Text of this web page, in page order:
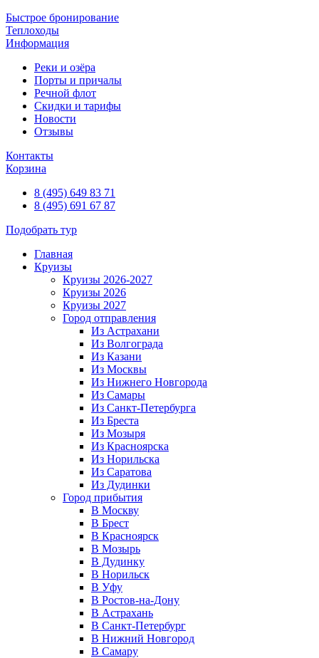
Быстрое бронирование
Теплоходы
Информация
Реки и озёра
Порты и причалы
Речной флот
Скидки и тарифы
Новости
Отзывы
Контакты
Корзина
8 (495) 649 83 71
8 (495) 691 67 87
Подобрать тур
Главная
Круизы
Круизы 2026-2027
Круизы 2026
Круизы 2027
Город отправления
Из Астрахани
Из Волгограда
Из Казани
Из Москвы
Из Нижнего Новгорода
Из Самары
Из Санкт-Петербурга
Из Бреста
Из Мозыря
Из Красноярска
Из Норильска
Из Саратова
Из Дудинки
Город прибытия
В Москву
В Брест
В Красноярск
В Мозырь
В Дудинку
В Норильск
В Уфу
В Ростов-на-Дону
В Астрахань
В Санкт-Петербург
В Нижний Новгород
В Самару